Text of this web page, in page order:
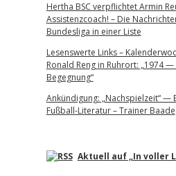
Hertha BSC verpflichtet Armin
Assistenzcoach! – Die
Bundesliga in einer Liste
Lesenswerte Links –
Ronald Reng in Ruhrort: „1974 —
Begegnung“
Ankündigung: „Nachspielzeit“ —
Fußball-Literatur – Trainer Baade
Aktuell auf „In voller